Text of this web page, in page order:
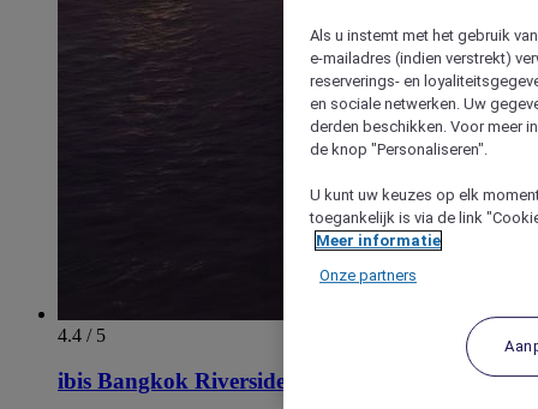
4.4 / 5
ibis Bangkok Riverside
Als u instemt met het gebruik
e-mailadres (indien verstrekt)
reserverings- en
en sociale netwerken. Uw
derden beschikken. Voor meer
de knop "Personaliseren".
U kunt uw keuzes op elk
toegankelijk is via de link
Meer informatie
Onze partners